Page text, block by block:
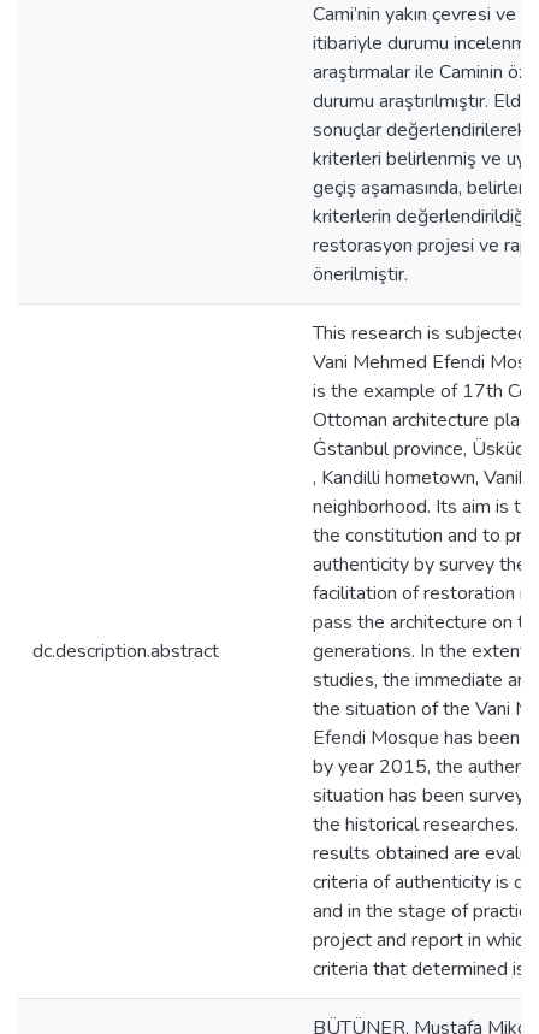
Cami’nin yakın çevresi ve
itibariyle durumu
araştırmalar ile Caminin
durumu araştırılmıştır.
sonuçlar değerlendirilerek
kriterleri belirlenmiş ve
geçiş aşamasında,
kriterlerin değerlendirildiği
restorasyon projesi ve
önerilmiştir.
dc.description.abstract
This research is subjected
Vani Mehmed Efendi
is the example of 17th
Ottoman architecture
Ġstanbul province,
, Kandilli hometown,
neighborhood. Its aim is
the constitution and to
authenticity by survey the
facilitation of restoration
pass the architecture on
generations. In the extent
studies, the immediate
the situation of the Vani
Efendi Mosque has been
by year 2015, the
situation has been
the historical researches.
results obtained are
criteria of authenticity is
and in the stage of
project and report in which
criteria that determined is
BÜTÜNER, Mustafa